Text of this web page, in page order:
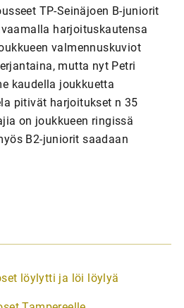
TP-Seinäjoen B-juniorit
harjoituskautensa
valmennuskuviot
mutta nyt Petri
kaudella joukkuetta
pitivät harjoitukset n 35
on joukkueen ringissä
B2-juniorit saadaan
löylytti ja löi löylyä